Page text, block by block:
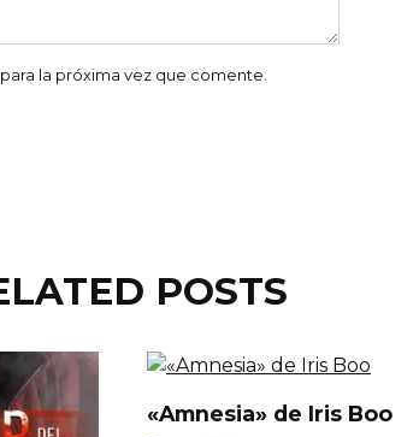
la próxima vez que comente.
POSTS
«Amnesia» de Iris Boo